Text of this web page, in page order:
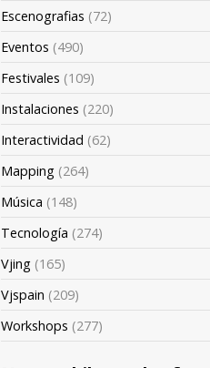
Escenografias (72)
Eventos (490)
Festivales (109)
Instalaciones (220)
Interactividad (62)
Mapping (264)
Música (148)
Tecnología (274)
Vjing (165)
Vjspain (209)
Workshops (277)